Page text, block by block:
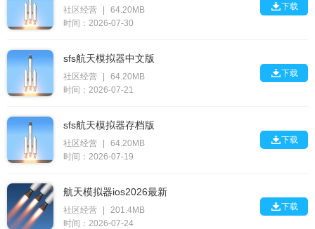
社区经营
64.20MB
时间：2026-07-30
下载
sfs航天模拟器中文版
社区经营
64.20MB
时间：2026-07-21
下载
sfs航天模拟器存档版
社区经营
64.20MB
时间：2026-07-19
下载
航天模拟器ios2026最新
社区经营
201.4MB
时间：2026-07-24
下载